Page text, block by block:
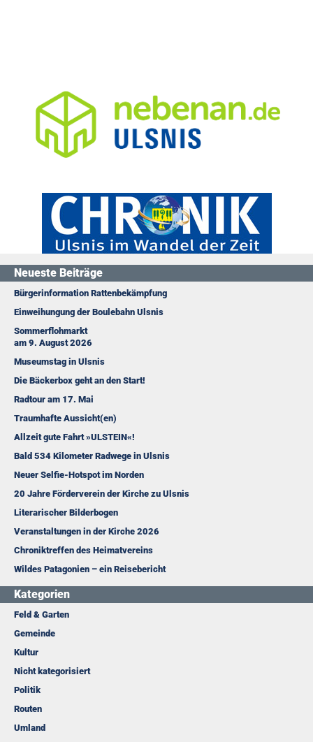
Neueste Beiträge
Bürgerinformation Rattenbekämpfung
Einweihungung der Boulebahn Ulsnis
Sommerflohmarkt
am 9. August 2026
Museumstag in Ulsnis
Die Bäckerbox geht an den Start!
Radtour am 17. Mai
Traumhafte Aussicht(en)
Allzeit gute Fahrt »ULSTEIN«!
Bald 534 Kilometer Radwege in Ulsnis
Neuer Selfie-Hotspot im Norden
20 Jahre Förderverein der Kirche zu Ulsnis
Literarischer Bilderbogen
Veranstaltungen in der Kirche 2026
Chroniktreffen des Heimatvereins
Wildes Patagonien – ein Reisebericht
Kategorien
Feld & Garten
Gemeinde
Kultur
Nicht kategorisiert
Politik
Routen
Umland